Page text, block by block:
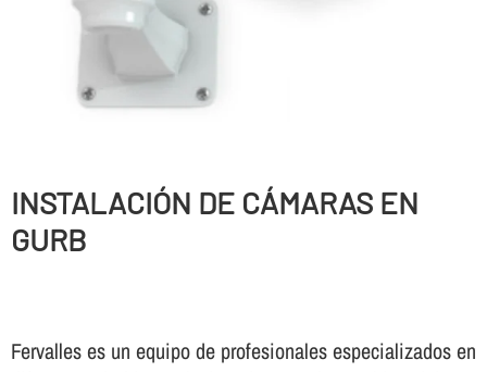
INSTALACIÓN DE CÁMARAS EN
GURB
Fervalles es un equipo de profesionales especializados en